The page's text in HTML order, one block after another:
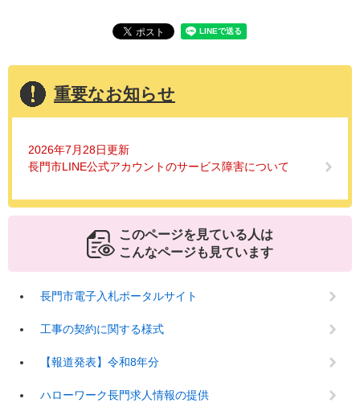
重要なお知らせ
2026年7月28日更新
長門市LINE公式アカウントのサービス障害について
このページを見ている人は
こんなページも見ています
長門市電子入札ポータルサイト
工事の契約に関する様式
【報道発表】令和8年分
ハローワーク長門求人情報の提供